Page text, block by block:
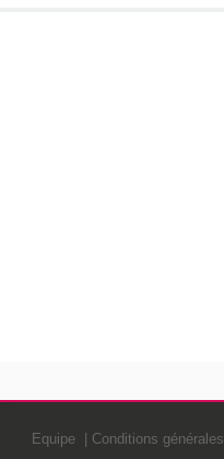
Equipe Conditions générales